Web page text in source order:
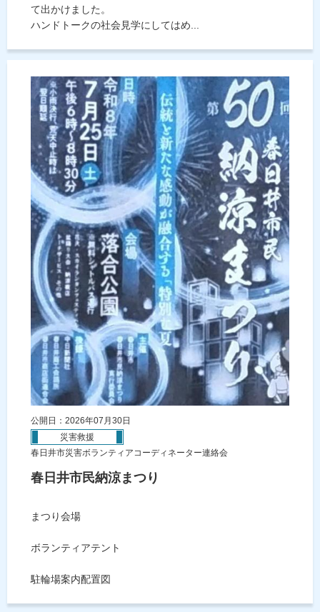
て出かけました。
ハンドトークの社会見学にしてはめ...
公開日：2026年07月30日
災害救援
春日井市災害ボランティアコーディネーター連絡会
春日井市民納涼まつり
まつり会場
ボランティアテント
駐輪場案内配置図